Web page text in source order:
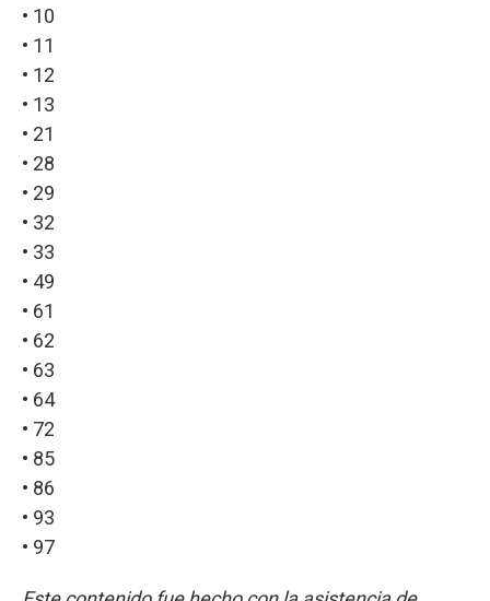
• 10
• 11
• 12
• 13
• 21
• 28
• 29
• 32
• 33
• 49
• 61
• 62
• 63
• 64
• 72
• 85
• 86
• 93
• 97